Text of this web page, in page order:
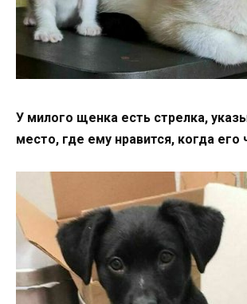
У милого щенка есть стрелка,
место, где ему нравится, когда его